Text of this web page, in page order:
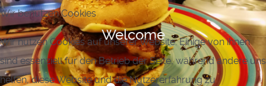
Welcome
Wir benutzen Cookies
Wir nutzen Cookies auf unserer Website. Einige von ihnen
sind essenziell für den Betrieb der Seite, während andere uns
helfen, diese Website und die Nutzererfahrung zu